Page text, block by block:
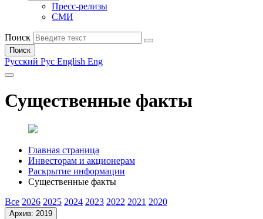
Пресс-релизы
СМИ
Поиск
Поиск
Русский Рус English Eng
Существенные факты
Главная страница
Инвесторам и акционерам
Раскрытие информации
Существенные факты
Все 2026 2025 2024 2023 2022 2021 2020
Архив: 2019